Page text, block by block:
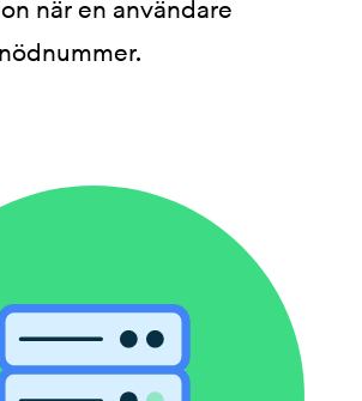
när en användare